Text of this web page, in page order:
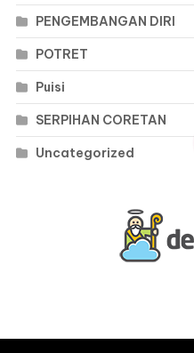
PENGEMBANGAN DIRI
POTRET
Puisi
SERPIHAN CORETAN
Uncategorized